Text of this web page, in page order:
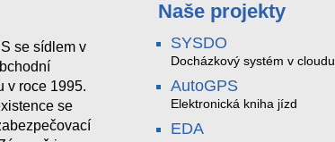
se sídlem v
v roce 1995.
se
Naše projekty
SYSDO
Docházkový systém v cloudu
AutoGPS
Elektronická kniha jízd
EDA